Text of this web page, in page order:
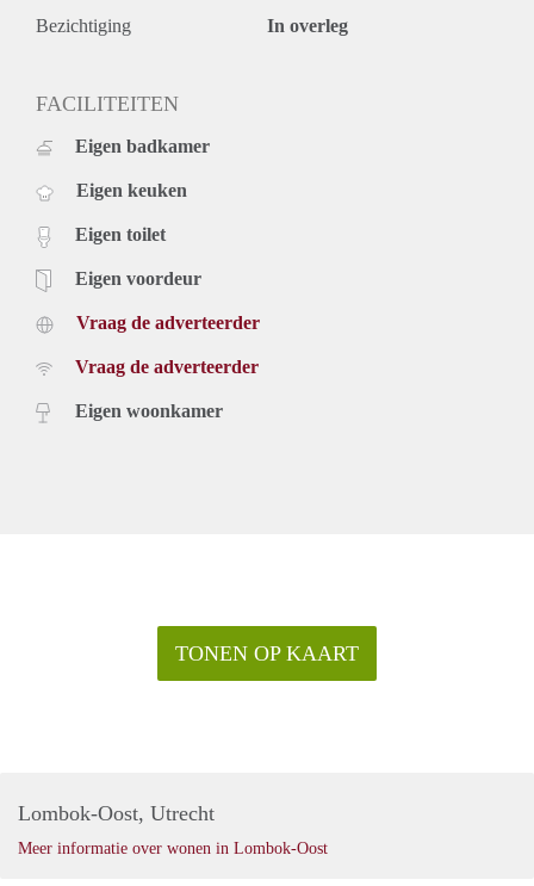
Bezichtiging In overleg
FACILITEITEN
Eigen badkamer
Eigen keuken
Eigen toilet
Eigen voordeur
Vraag de adverteerder
Vraag de adverteerder
Eigen woonkamer
TONEN OP KAART
Lombok-Oost, Utrecht
Meer informatie over wonen in Lombok-Oost